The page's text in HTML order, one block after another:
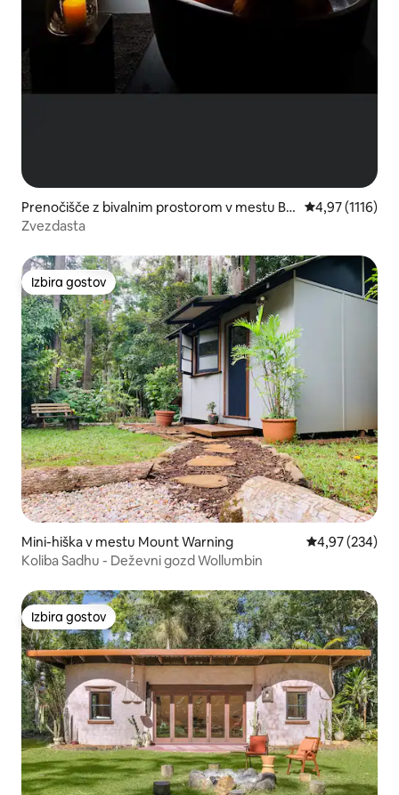
Prenočišče z bivalnim prostorom v mestu Be
echmont
Povprečna
4,97 (1116)
Zvezdasta
Izbira gostov
Izbira gostov
Mini-hiška v mestu Mount Warning Povprečna
4,97 (234)
Koliba Sadhu - Deževni gozd Wollumbin
Izbira gostov
Izbira gostov